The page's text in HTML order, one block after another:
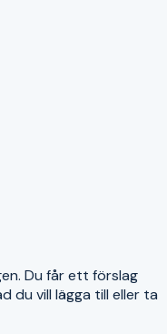
Du får ett förslag
du vill lägga till eller ta